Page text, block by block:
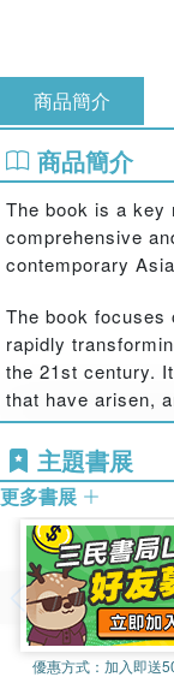
商品簡介
商品簡介
The book is a key
comprehensive
contemporary
The book focuses
rapidly
the 21st century.
that have arisen,
potentialities of
environment. The
that are both the
complex
Asian economy
the new
evolved from
drastic changes
structures,
主題書展
更多書展
優惠方式： 加入即送